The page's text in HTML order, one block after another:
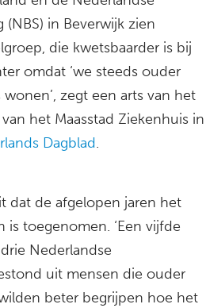
in Beverwijk zien
die kwetsbaarder is bij
omdat ‘we steeds ouder
zegt een arts van het
het Maasstad Ziekenhuis in
Dagblad.
dat de afgelopen jaren het
toegenomen. ‘Een vijfde
Nederlandse
uit mensen die ouder
beter begrijpen hoe het